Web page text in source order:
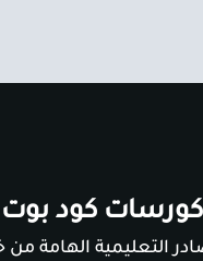
كود بوت
التعليمية الهامة من